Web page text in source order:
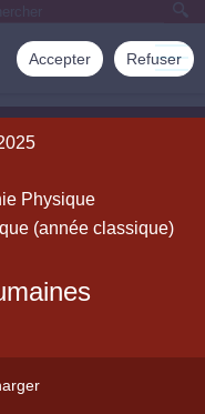
Accepter Refuser
Physique
(année classique)